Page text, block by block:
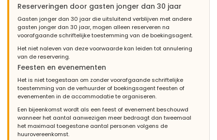
Reserveringen door gasten jonger dan 30 jaar
Gasten jonger dan 30 jaar die uitsluitend verblijven met andere
gasten jonger dan 30 jaar, mogen alleen reserveren na
voorafgaande schriftelijke toestemming van de boekingsagent.
Het niet naleven van deze voorwaarde kan leiden tot annulering
van de reservering.
Feesten en evenementen
Het is niet toegestaan om zonder voorafgaande schriftelijke
toestemming van de verhuurder of boekingsagent feesten of
evenementen in de accommodatie te organiseren.
Een bijeenkomst wordt als een feest of evenement beschouwd
wanneer het aantal aanwezigen meer bedraagt dan tweemaal
het maximaal toegestane aantal personen volgens de
huurovereenkomst.